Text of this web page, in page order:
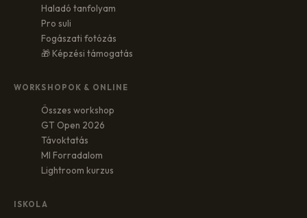
Haladó tanfolyam
Pro suli
Fogászati fotózás
🎁 Képzési támogatás
WORKSHOPOK & ONLINE
Összes workshop
GT Open 2026
Távoktatás
MI Forradalom
Lightroom kurzus
ISKOLA